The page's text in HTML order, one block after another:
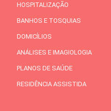
HOSPITALIZAÇÃO
BANHOS E TOSQUIAS
DOMICÍLIOS
ANÁLISES E IMAGIOLOGIA
PLANOS DE SAÚDE
RESIDÊNCIA ASSISTIDA